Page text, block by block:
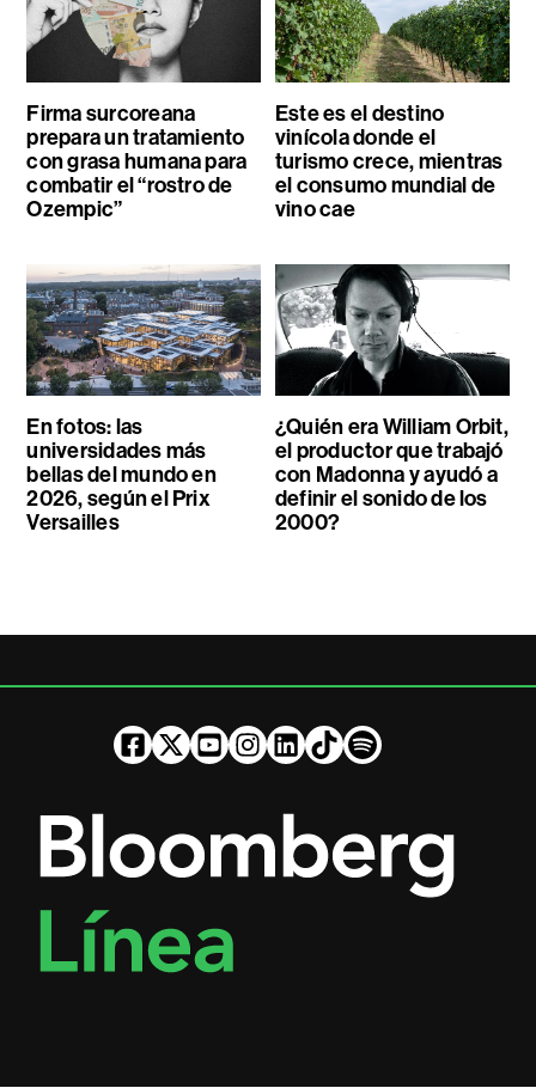
Firma surcoreana
prepara un tratamiento
con grasa humana para
combatir el “rostro de
Ozempic”
Este es el destino
vinícola donde el
turismo crece, mientras
el consumo mundial de
vino cae
En fotos: las
universidades más
bellas del mundo en
2026, según el Prix
Versailles
¿Quién era William Orbit,
el productor que trabajó
con Madonna y ayudó a
definir el sonido de los
2000?